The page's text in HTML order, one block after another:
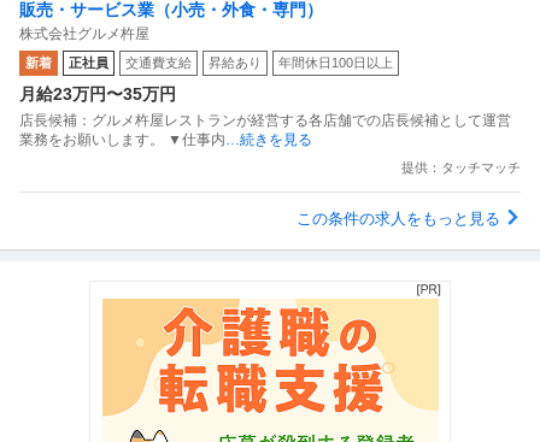
販売・サービス業（小売・外食・専門）
株式会社グルメ杵屋
新着 正社員 交通費支給 昇給あり 年間休日100日以上
月給23万円〜35万円
店長候補：グルメ杵屋レストランが経営する各店舗での店長候補として運営
業務をお願いします。 ▼仕事内 …続きを見る
提供：タッチマッチ
この条件の求人をもっと見る